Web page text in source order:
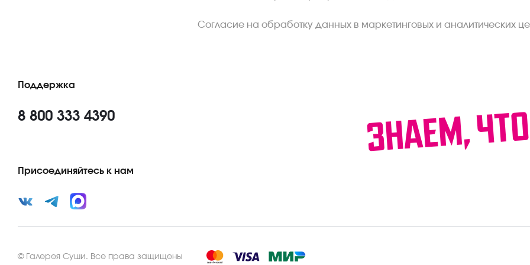
Согласие на обработку данных в маркетинговых и аналитических
Поддержка
8 800 333 4390
Присоединяйтесь к нам
© Галерея Суши. Все права защищены